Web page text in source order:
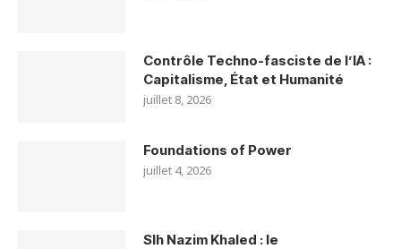
Contrôle Techno-fasciste de l’IA :
Capitalisme, État et Humanité
juillet 8, 2026
Foundations of Power
juillet 4, 2026
Slh Nazim Khaled : le